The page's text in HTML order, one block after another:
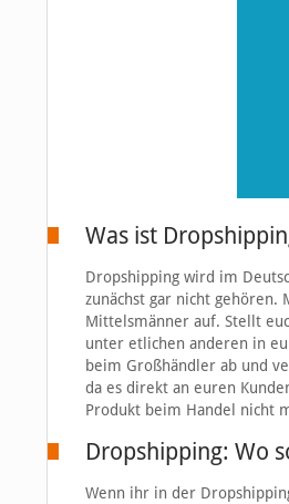
Was ist
Dropshipping wird im
zunächst gar nicht
Mittelsmänner auf. Stellt
unter etlichen anderen in
beim Großhändler ab und
da es direkt an euren
Produkt beim Handel nicht
Dropshipping: Wo
Wenn ihr in der